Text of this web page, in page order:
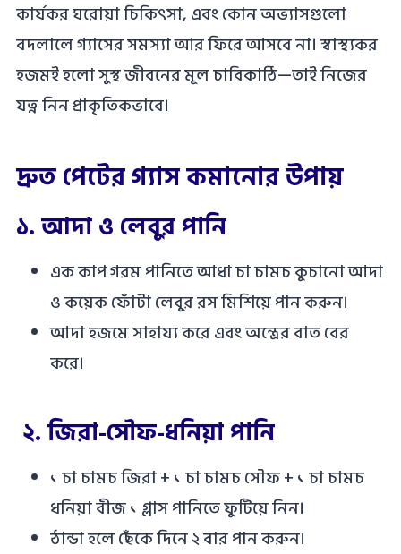
কার্যকর ঘরোয়া চিকিৎসা, এবং কোন অভ্যাসগুলো
বদলালে গ্যাসের সমস্যা আর ফিরে আসবে না। স্বাস্থ্যকর
হজমই হলো সুস্থ জীবনের মূল চাবিকাঠি—তাই নিজের
যত্ন নিন প্রাকৃতিকভাবে।
দ্রুত পেটের গ্যাস কমানোর উপায়
১.আদা ও লেবুর পানি
এক কাপ গরম পানিতে আধা চা চামচ কুচানো আদা
ও কয়েক ফোঁটা লেবুর রস মিশিয়ে পান করুন।
আদা হজমে সাহায্য করে এবং অন্ত্রের বাত বের
করে।
২.জিরা-সৌফ-ধনিয়া পানি
১ চা চামচ জিরা + ১ চা চামচ সৌফ + ১ চা চামচ
ধনিয়া বীজ ১ গ্লাস পানিতে ফুটিয়ে নিন।
ঠান্ডা হলে ছেঁকে দিনে ২ বার পান করুন।